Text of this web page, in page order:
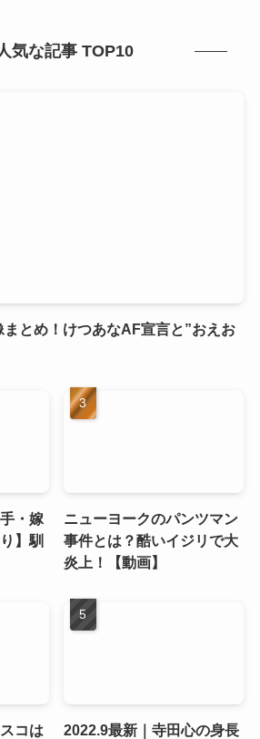
気な記事 TOP10
とめ！けつあなAF宣言と”おえお
・嫁
】馴
ニューヨークのパンツマン
事件とは？酷いイジリで大
炎上！【動画】
コは
2022.9最新｜寺田心の身長